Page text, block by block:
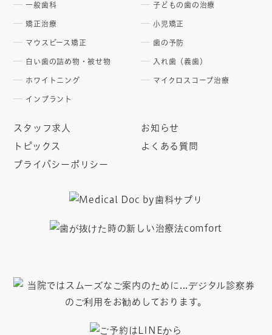
一般歯科 子どもの歯の治療
矯正治療 小児矯正
マウスピース矯正 歯の予防
白い歯の詰め物・被せ物 入れ歯（義歯）
ホワイトニング マイクロスコープ治療
インプラント
スタッフ求人
お知らせ
トピックス
よくある質問
プライバシーポリシー